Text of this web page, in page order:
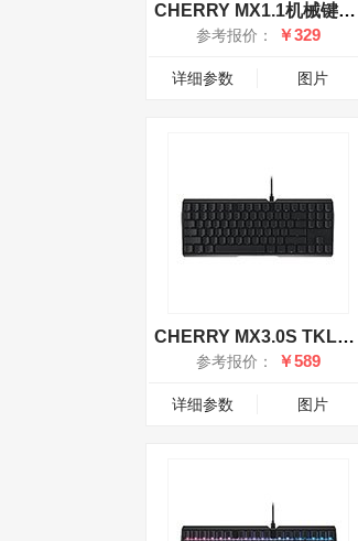
CHERRY MX1.1机械键盘 青轴
参考报价： ￥329
详细参数 图片
CHERRY MX3.0S TKL无光有线键盘 茶轴
参考报价： ￥589
详细参数 图片